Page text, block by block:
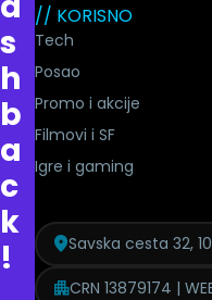
s
h
b
a
c
k
!
// KORISNO
Tech
Posao
Promo i akcije
Filmovi i SF
Igre i gaming
Savska cesta 32,
CRN 13879174 |